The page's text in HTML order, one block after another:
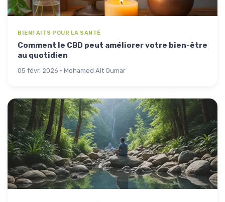
BIENFAITS POUR LA SANTÉ
Comment le CBD peut améliorer votre bien-être
au quotidien
05 févr. 2026 · Mohamed Ait Oumar